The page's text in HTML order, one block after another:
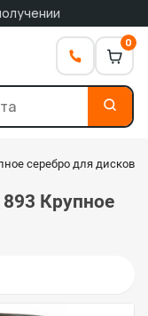
0
серебро для дисков
893 Крупное